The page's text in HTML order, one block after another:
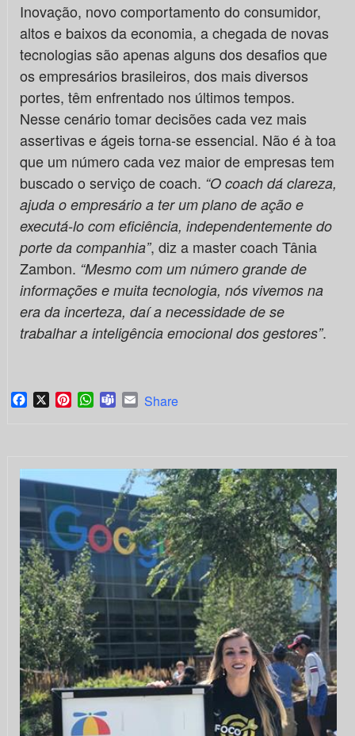
Inovação, novo comportamento do consumidor,
altos e baixos da economia, a chegada de novas
tecnologias são apenas alguns dos desafios que
os empresários brasileiros, dos mais diversos
portes, têm enfrentado nos últimos tempos.
Nesse cenário tomar decisões cada vez mais
assertivas e ágeis torna-se essencial. Não é à toa
que um número cada vez maior de empresas tem
buscado o serviço de coach. “O coach dá clareza,
ajuda o empresário a ter um plano de ação e
executá-lo com eficiência, independentemente do
porte da companhia”, diz a master coach Tânia
Zambon. “Mesmo com um número grande de
informações e muita tecnologia, nós vivemos na
era da incerteza, daí a necessidade de se
trabalhar a inteligência emocional dos gestores”.
Facebook
X PinterestWhatsApp
TeamsEmail
Share